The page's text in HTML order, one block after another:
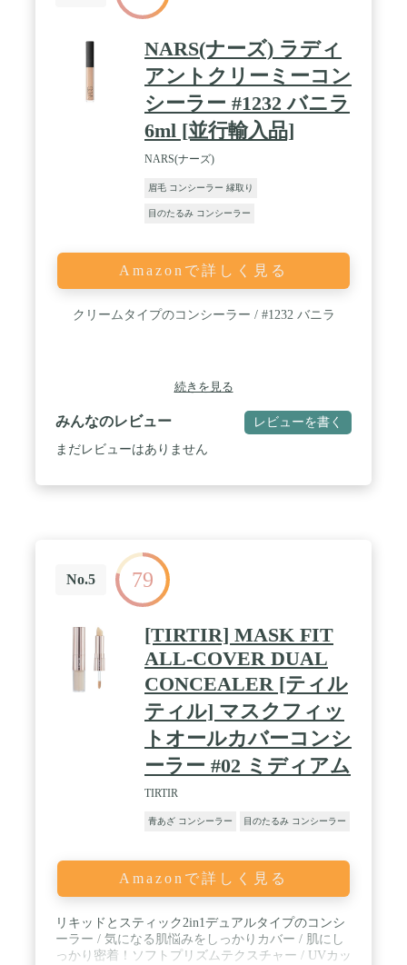
NARS(ナーズ) ラディ
アントクリーミーコン
シーラー #1232 バニラ
6ml [並行輸入品]
NARS(ナーズ)
眉毛 コンシーラー 縁取り
目のたるみ コンシーラー
Amazonで詳しく見る
クリームタイプのコンシーラー / #1232 バニラ
続きを見る
みんなのレビュー レビューを書く
まだレビューはありません
No.5 79
[TIRTIR] MASK FIT
ALL-COVER DUAL
CONCEALER [ティル
ティル] マスクフィッ
トオールカバーコンシ
ーラー #02 ミディアム
TIRTIR
青あざ コンシーラー 目のたるみ コンシーラー
Amazonで詳しく見る
リキッドとスティック2in1デュアルタイプのコンシ
ーラー / 気になる肌悩みをしっかりカバー / 肌にし
っかり密着！ソフトプリズムテクスチャー / UVカッ